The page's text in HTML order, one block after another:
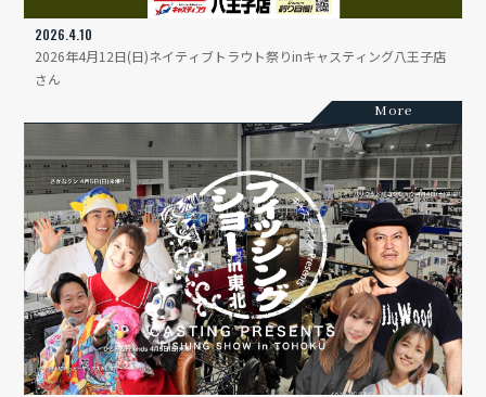
2026.4.10
2026年4月12日(日)ネイティブトラウト祭りinキャスティング八王子店
さん
More